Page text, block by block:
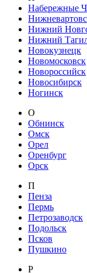
Набережные
Нижний
Нижний
Новокузнецк
Новомосковск
Новороссийск
Новосибирск
Ногинск
О
Обнинск
Омск
Орел
Оренбург
Орск
П
Пенза
Пермь
Петрозаводск
Подольск
Псков
Пушкино
Р